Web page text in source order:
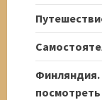
Финляндия.
посмотреть